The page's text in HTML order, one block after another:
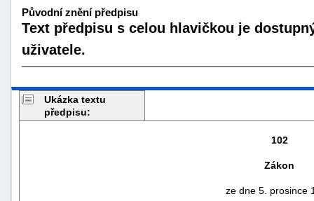
Původní znění předpisu
Text předpisu s celou hlavičkou je
uživatele.
Ukázka textu
předpisu:
102
Zákon
ze dne 5. prosince